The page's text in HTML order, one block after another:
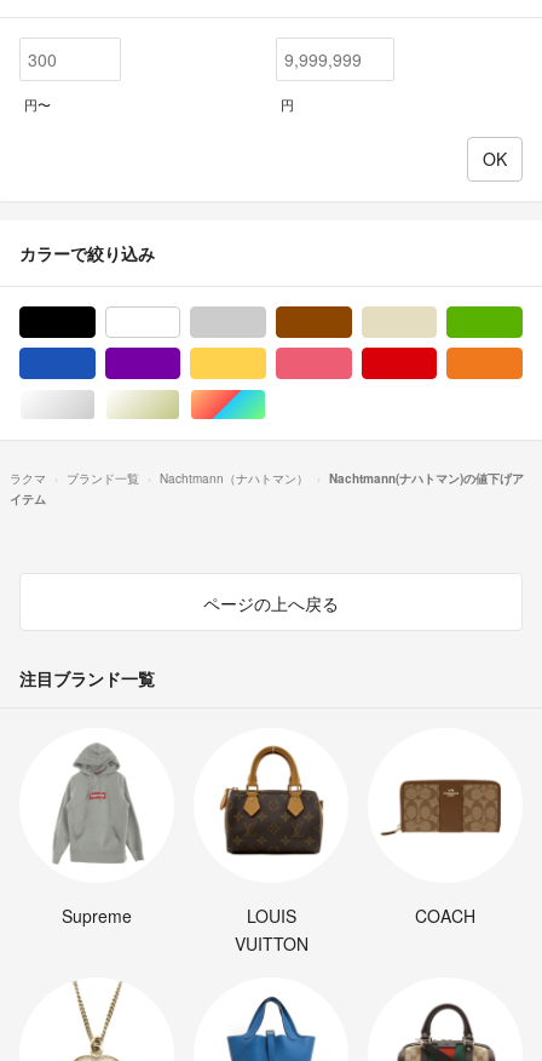
円〜 円
カラーで絞り込み
シルバー/銀色系ゴールド/金色系マルチカラー
ラクマ ブランド一覧 Nachtmann（ナハトマン）
Nachtmann(ナハトマン)の値下げア
イテム
ページの上へ戻る
注目ブランド一覧
Supreme
LOUIS
VUITTON
COACH